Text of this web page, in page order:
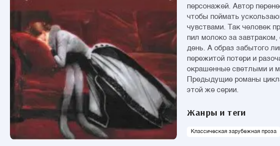
персонажей. Автор
чтобы поймать
чувствами. Так человек
пил молоко за
день. А образ забытого
пережитой потери и
окрашенные светлыми и
Предыдущие романы
этой же серии.
Жанры и теги
Классическая зарубежная проза